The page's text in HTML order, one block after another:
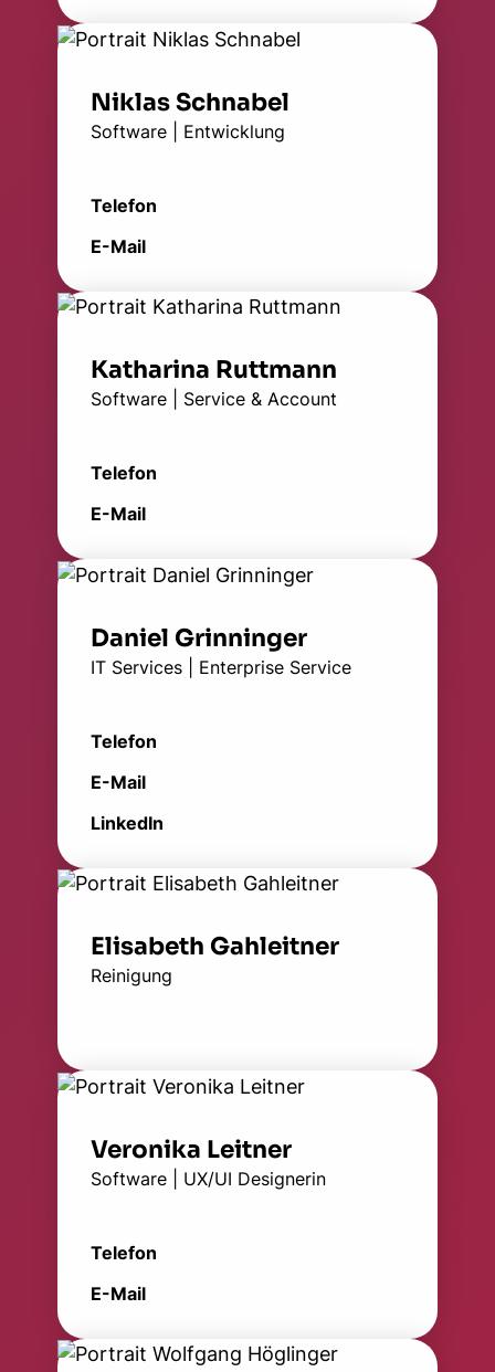
Niklas Schnabel
Software | Entwicklung
Telefon
E-Mail
Katharina Ruttmann
Software | Service & Account
Telefon
E-Mail
Daniel Grinninger
IT Services | Enterprise Service
Telefon
E-Mail
LinkedIn
Elisabeth Gahleitner
Reinigung
Veronika Leitner
Software | UX/UI Designerin
Telefon
E-Mail